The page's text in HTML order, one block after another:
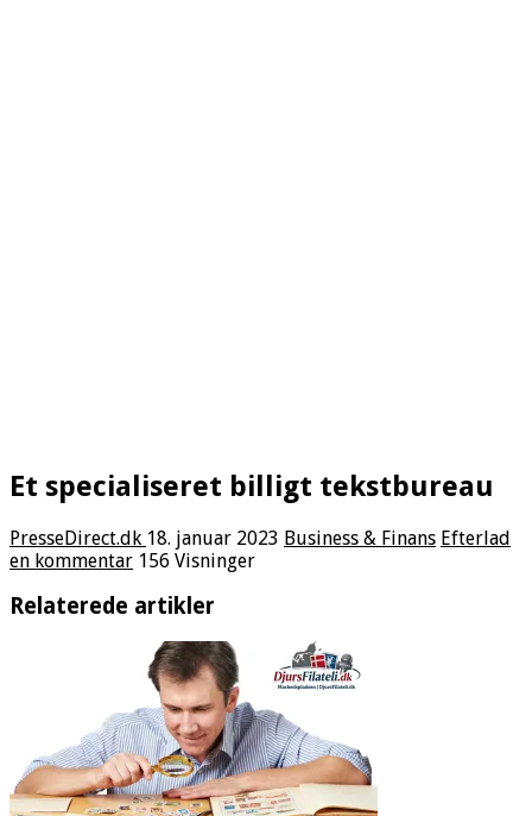
Et specialiseret billigt tekstbureau
PresseDirect.dk 18. januar 2023 Business & Finans Efterlad
en kommentar 156 Visninger
Relaterede artikler